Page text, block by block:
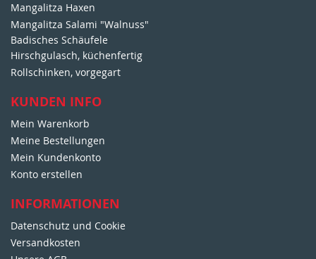
g
z
u
m
N
w
s
l
e
t
e
:
Mangalitza Haxen
Mangalitza Salami "Walnuss"
Badisches Schäufele
Hirschgulasch, küchenfertig
Rollschinken, vorgegart
KUNDEN INFO
Mein Warenkorb
Meine Bestellungen
Mein Kundenkonto
Konto erstellen
INFORMATIONEN
Datenschutz und Cookie
Versandkosten